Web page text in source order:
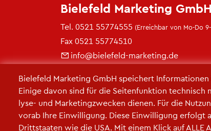
Bie­le­feld Mar­ke­ting GmbH spei­chert
Ei­ni­ge davon sind für die Sei­ten­funk­ti­on
ly­se- und Mar­ke­ting­zwe­cken die­nen. Für die
vorab Ihre Ein­wil­li­gung. Diese Ein­wil­li­gung er­folgt
Dritt­staa­ten wie die USA. Mit einem Klick auf ALLE
Bie­le­feld Mar­ke­ting GmbH
Tel. 0521 55774555 (Er­reich­bar von Mo-Do
Fax 0521 55774510
info@​bielefeld-​marketing.​de